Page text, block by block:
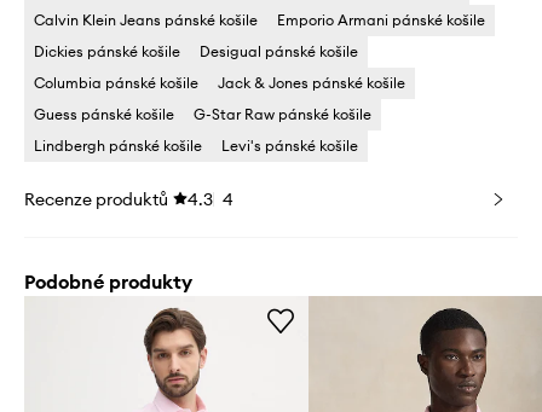
Calvin Klein Jeans pánské košile
Emporio Armani pánské košile
Dickies pánské košile
Desigual pánské košile
Columbia pánské košile
Jack & Jones pánské košile
Guess pánské košile
G-Star Raw pánské košile
Lindbergh pánské košile
Levi's pánské košile
Recenze produktů 4.3 4
Podobné produkty